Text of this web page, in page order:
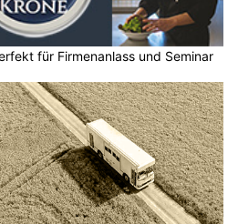
für Firmenanlass und Seminar